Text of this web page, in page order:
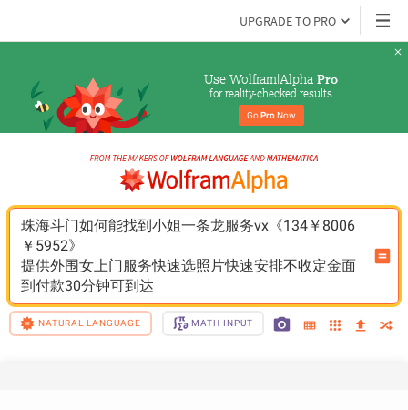
UPGRADE TO PRO
Use Wolfram|Alpha Pro
for reality-checked results
Go Pro Now
珠海斗门如何能找到小姐一条龙服务vx《134￥8006
￥5952》
提供外围女上门服务快速选照片快速安排不收定金面
到付款30分钟可到达
NATURAL LANGUAGE MATH INPUT